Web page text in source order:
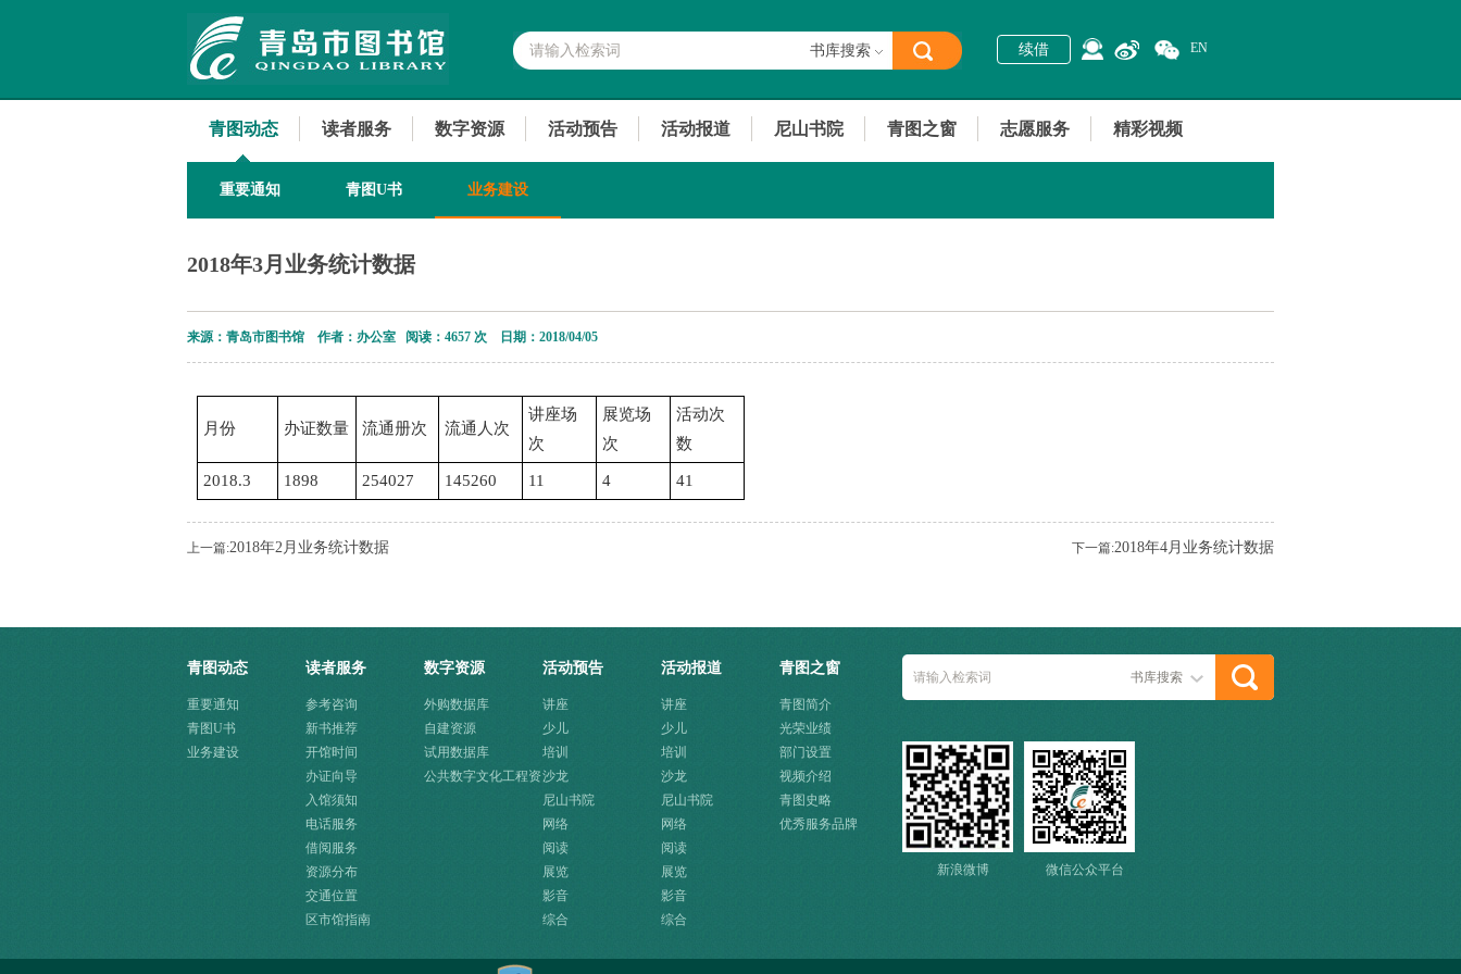
书库搜索 续借 EN
青图动态 读者服务 数字资源 活动预告 活动报道 尼山书院 青图之窗 志愿服务 精彩视频
重要通知 青图U书 业务建设
2018年3月业务统计数据
来源：青岛市图书馆 作者：办公室 阅读： 4657 次 日期：2018/04/05
月份 办证数量 流通册次 流通人次
讲座场
次
展览场
次
活动次
数
2018.3 1898 254027 145260 11 4 41
下一篇:2018年4月业务统计数据
上一篇:2018年2月业务统计数据
青图动态
重要通知
青图U书
业务建设
读者服务
参考咨询
新书推荐
开馆时间
办证向导
入馆须知
电话服务
借阅服务
资源分布
交通位置
区市馆指南
数字资源
外购数据库
自建资源
试用数据库
公共数字文化工程资
活动预告
讲座
少儿
培训
沙龙
尼山书院
网络
阅读
展览
影音
综合
活动报道
讲座
少儿
培训
沙龙
尼山书院
网络
阅读
展览
影音
综合
青图之窗
青图简介
光荣业绩
部门设置
视频介绍
青图史略
优秀服务品牌
书库搜索
新浪微博 微信公众平台